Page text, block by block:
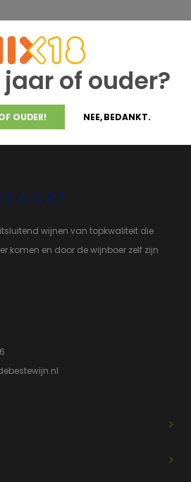
jaar of ouder?
OUDER! NEE, BEDANKT.
wijnen van topkwaliteit die
komen en door de wijnboer zelf zijn